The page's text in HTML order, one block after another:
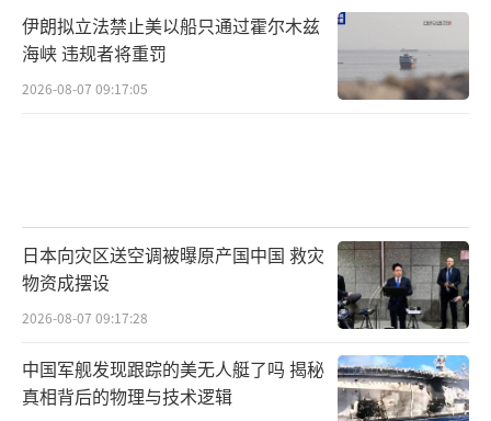
伊朗拟立法禁止美以船只通过霍尔木兹
海峡 违规者将重罚
2026-08-07 09:17:05
日本向灾区送空调被曝原产国中国 救灾
物资成摆设
2026-08-07 09:17:28
中国军舰发现跟踪的美无人艇了吗 揭秘
真相背后的物理与技术逻辑